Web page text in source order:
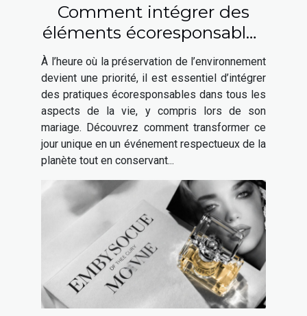
Comment intégrer des
éléments écoresponsables
à votre mariage ?
À l’heure où la préservation de l’environnement
devient une priorité, il est essentiel d’intégrer
des pratiques écoresponsables dans tous les
aspects de la vie, y compris lors de son
mariage. Découvrez comment transformer ce
jour unique en un événement respectueux de la
planète tout en conservant...